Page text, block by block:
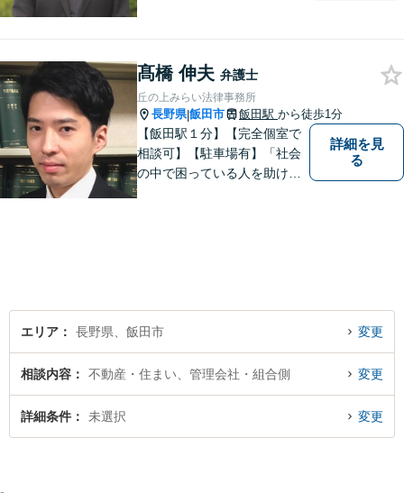
のようなことでも、お気軽に
ご相談ください。
髙橋 伸夫 弁護士
丘の上みらい法律事務所
長野県|飯田市 飯田駅 から徒歩1分
【飯田駅１分】【完全個室で
相談可】【駐車場有】「社会
の中で困っている人を助けた
詳細を見
る
エリア 長野県、飯田市 変更
相談内容 不動産・住まい、管理会社・組合側 変更
詳細条件 未選択 変更